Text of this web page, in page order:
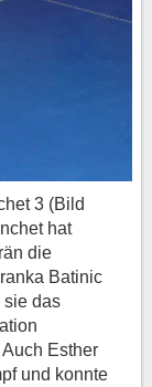
3 (Bild
hat
die
Batinic
sie das
Esther
und konnte